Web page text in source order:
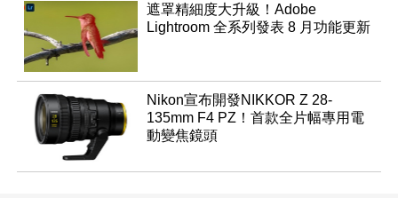
遮罩精細度大升級！Adobe
Lightroom 全系列發表 8 月功能更新
Nikon宣布開發NIKKOR Z 28-
135mm F4 PZ！首款全片幅專用電
動變焦鏡頭